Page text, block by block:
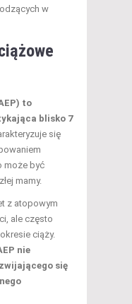
w
to
blisko 7
się
może być
mamy.
z atopowym
ale często
ciąży.
nie
się